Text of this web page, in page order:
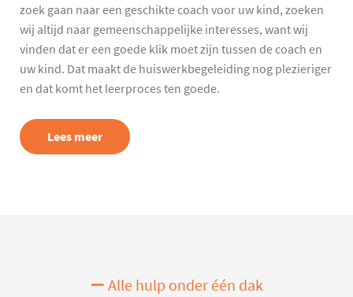
zoek gaan naar een geschikte coach voor uw kind, zoeken
wij altijd naar gemeenschappelijke interesses, want wij
vinden dat er een goede klik moet zijn tussen de coach en
uw kind. Dat maakt de huiswerkbegeleiding nog plezieriger
en dat komt het leerproces ten goede.
Lees meer
Alle hulp onder één dak